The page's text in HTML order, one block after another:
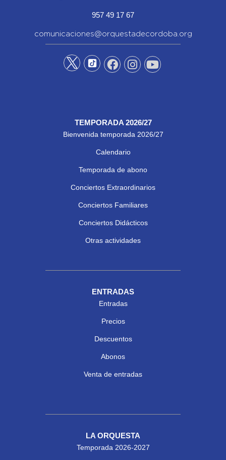
957 49 17 67
comunicaciones@orquestadecordoba.org
TEMPORADA 2026/27
Bienvenida temporada 2026/27
Calendario
Temporada de abono
Conciertos Extraordinarios
Conciertos Familiares
Conciertos Didácticos
Otras actividades
ENTRADAS
Entradas
Precios
Descuentos
Abonos
Venta de entradas
LA ORQUESTA
Temporada 2026-2027